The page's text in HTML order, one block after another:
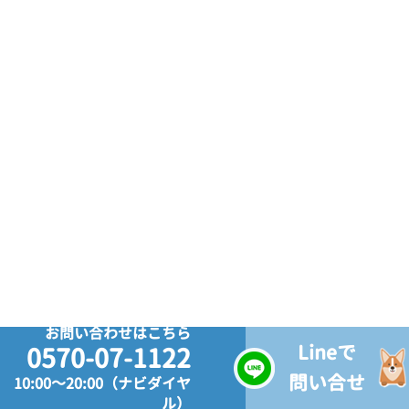
お問い合わせはこちら
0570-07-1122
10:00～20:00（ナビダイヤ
ル）
Lineで
問い合せ